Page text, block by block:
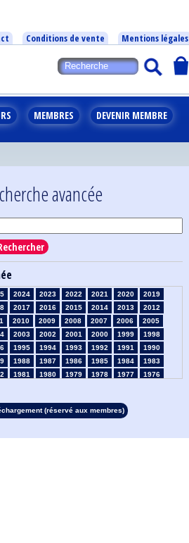
Conditions de vente Mentions légales
MEMBRES DEVENIR MEMBRE
avancée
2024 2023 2022 2021 2020
2019
2017 2016 2015 2014 2013
2012
2010 2009 2008 2007 2006
2005
2003 2002 2001 2000 1999
1998
1995 1994 1993 1992 1991
1990
1988 1987 1986 1985 1984
1983
1981 1980 1979 1978 1977
1976
1960 1959 1958 1957 1956
(réservé aux membres)